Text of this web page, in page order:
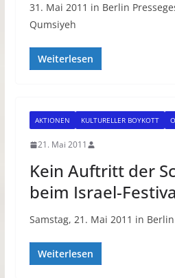
31. Mai 2011 in Berlin
Qumsiyeh
Weiterlesen
AKTIONEN KULTURELLER BOYKOTT
21. Mai 2011
Kein Auftritt der
beim Israel-
Samstag, 21. Mai 2011 in Berlin
Weiterlesen